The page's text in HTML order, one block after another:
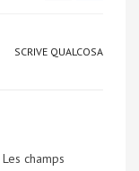
SCRIVE QUALCOSA
Les champs